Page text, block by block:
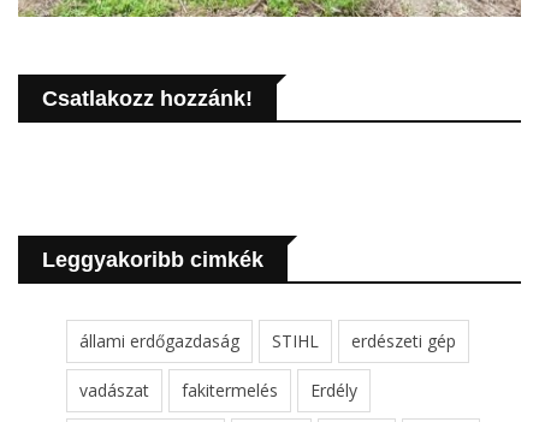
Csatlakozz hozzánk!
Leggyakoribb cimkék
állami erdőgazdaság STIHL erdészeti gép
vadászat fakitermelés Erdély